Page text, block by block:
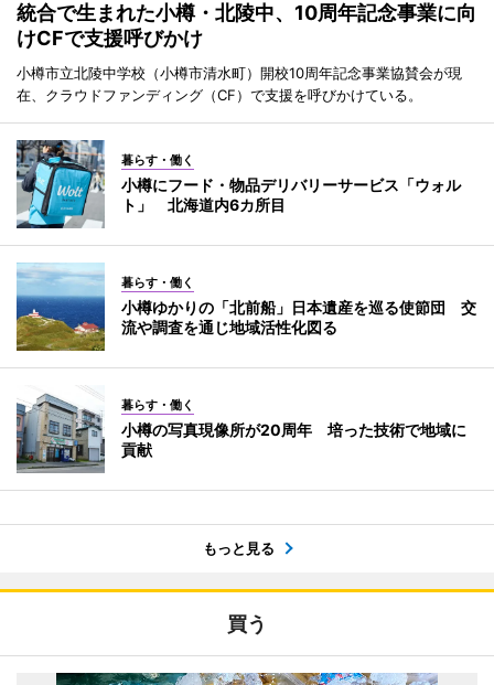
統合で生まれた小樽・北陵中、10周年記念事業に向
けCFで支援呼びかけ
小樽市立北陵中学校（小樽市清水町）開校10周年記念事業協賛会が現
在、クラウドファンディング（CF）で支援を呼びかけている。
暮らす・働く
小樽にフード・物品デリバリーサービス「ウォル
ト」 北海道内6カ所目
暮らす・働く
小樽ゆかりの「北前船」日本遺産を巡る使節団 交
流や調査を通じ地域活性化図る
暮らす・働く
小樽の写真現像所が20周年 培った技術で地域に
貢献
もっと見る
買う